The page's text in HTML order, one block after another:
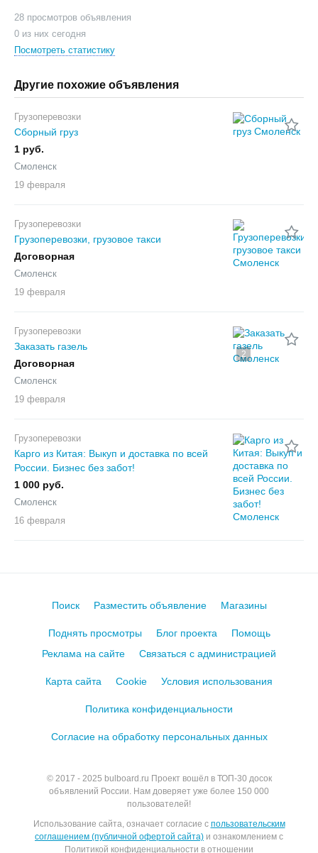
28 просмотров объявления
0 из них сегодня
Посмотреть статистику
Другие похожие объявления
Грузоперевозки
Сборный груз
1 руб.
Смоленск
19 февраля
Грузоперевозки
Грузоперевозки, грузовое такси
Договорная
Смоленск
19 февраля
2
Грузоперевозки
Заказать газель
Договорная
Смоленск
19 февраля
Грузоперевозки
Карго из Китая: Выкуп и доставка по всей
России. Бизнес без забот!
1 000 руб.
Смоленск
16 февраля
© 2017 - 2025 bulboard.ru Проект вошёл в ТОП-30 досок
объявлений России. Нам доверяет уже более 150 000
пользователей!
Использование сайта, означает согласие с пользовательским
соглашением (публичной офертой сайта) и ознакомлением с
Политикой конфиденциальности в отношении
Поиск Разместить объявление Магазины
Поднять просмотры Блог проекта
Помощь
Реклама на сайте
Связаться с администрацией
Карта сайта Cookie Условия использования
Политика конфиденциальности
Согласие на обработку персональных данных